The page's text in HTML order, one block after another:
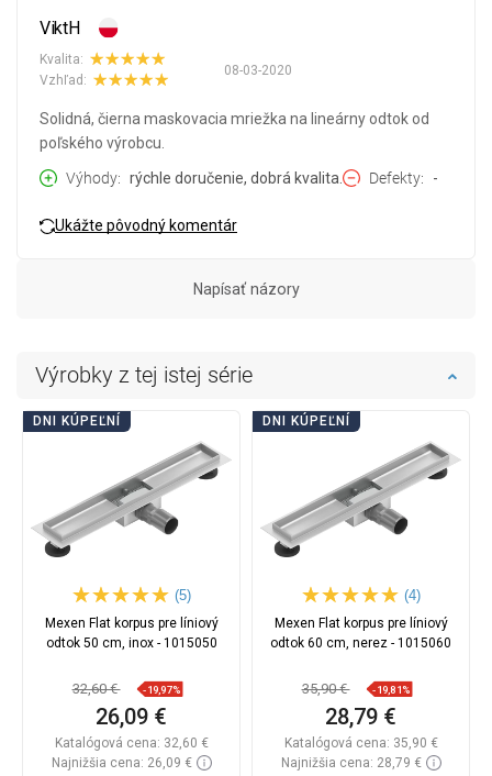
ViktH
08-03-2020
Kvalita:
Vzhľad:
Solidná, čierna maskovacia mriežka na lineárny odtok od
poľského výrobcu.
Výhody
rýchle doručenie, dobrá kvalita. Defekty -
Ukážte pôvodný komentár
Napísať názory
Výrobky z tej istej série
DNI KÚPEĽNÍ
(5)
Mexen Flat korpus pre líniový
odtok 50 cm, inox - 1015050
32,60 € -19,97%
26,09 €
Katalógová cena: 32,60 €
Najnižšia cena: 26,09 €
DNI KÚPEĽNÍ
(4)
Mexen Flat korpus pre líniový
odtok 60 cm, nerez - 1015060
35,90 € -19,81%
28,79 €
Katalógová cena: 35,90 €
Najnižšia cena: 28,79 €